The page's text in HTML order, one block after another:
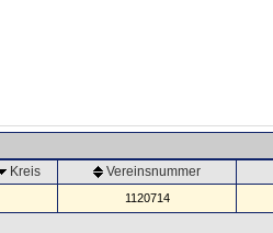
Kreis Vereinsnummer
1120714